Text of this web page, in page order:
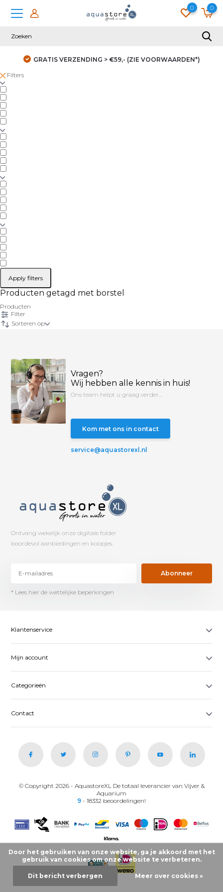
0 0
GRATIS VERZENDING > €59,- (ZIE VOORWAARDEN*)
Filters
Apply filters
Producten getagd met borstel
Producten
Filter
Sorteren op
Vragen?
Wij hebben alle kennis in huis!
Ons team helpt u graag verder...
Kom met ons in contact
service@aquastorexl.nl
Ontvang wekelijk onze digitale folder
boordevol aanbiedingen en koopjes.
Abonneer
* Lees hier de wettelijke beperkingen
Klantenservice
Mijn account
Categorieën
Contact
© Copyright 2026 - AquastoreXL De totaal leverancier van Vijver &
Aquarium
9 - 18332 beoordelingen!
Door het gebruiken van onze website, ga je akkoord met het
gebruik van cookies om onze website te verbeteren.
Dit bericht verbergen Meer over cookies »